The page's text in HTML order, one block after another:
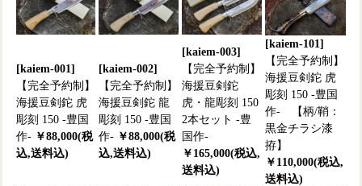
[kaiem-001]
【完全予約制】
海援豆剣鉈 虎
彫刻 150 -豊国
作- ￥88,000(税
込,送料込)
[kaiem-002]
【完全予約制】
海援豆剣鉈 龍
彫刻 150 -豊国
作- ￥88,000(税
込,送料込)
[kaiem-003]
【完全予約制】
海援豆剣鉈
虎・龍彫刻 150
2本セット -豊
国作-
￥165,000(税込,
送料込)
[kaiem-101]
【完全予約制】
海援豆剣鉈 虎
彫刻 150 -豊国
作- 【柄/鞘：
黒金チラシ漆
拵】
￥110,000(税込,
送料込)